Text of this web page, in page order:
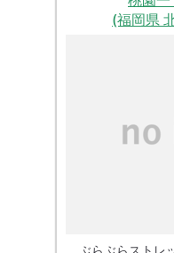
(福岡県
ぶらぶらストレ